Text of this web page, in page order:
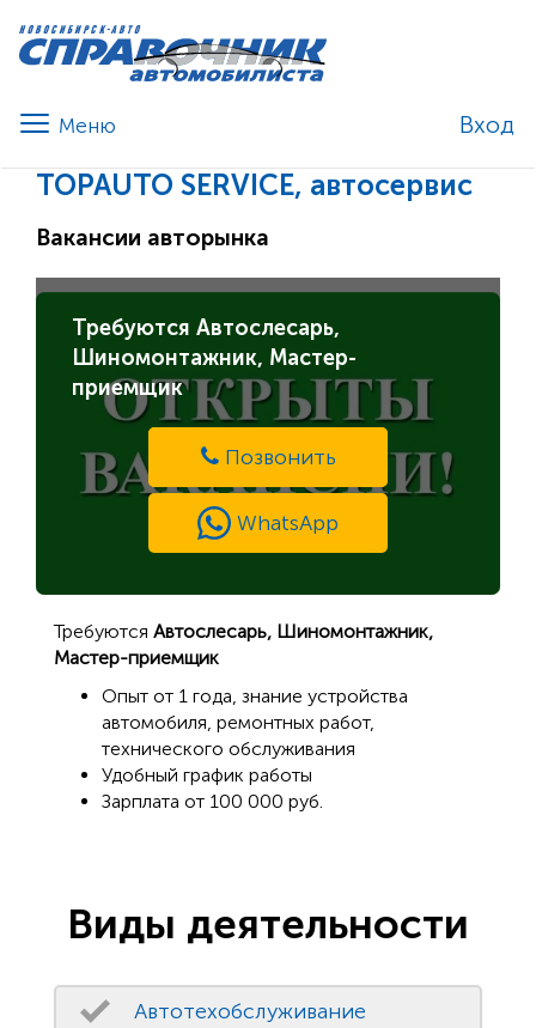
Вход
TOPAUTO SERVICE, автосервис
Вакансии авторынка
Требуются Автослесарь,
Шиномонтажник, Мастер-
приемщик
Позвонить
WhatsApp
Требуются Автослесарь, Шиномонтажник,
Мастер-приемщик
Опыт от 1 года, знание устройства
автомобиля, ремонтных работ,
технического обслуживания
Удобный график работы
Зарплата от 100 000 руб.
Виды деятельности
Автотехобслуживание